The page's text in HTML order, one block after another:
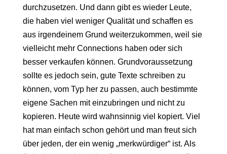
durchzusetzen. Und dann gibt es wieder Leute,
die haben viel weniger Qualität und schaffen es
aus irgendeinem Grund weiterzukommen, weil sie
vielleicht mehr Connections haben oder sich
besser verkaufen können. Grundvoraussetzung
sollte es jedoch sein, gute Texte schreiben zu
können, vom Typ her zu passen, auch bestimmte
eigene Sachen mit einzubringen und nicht zu
kopieren. Heute wird wahnsinnig viel kopiert. Viel
hat man einfach schon gehört und man freut sich
über jeden, der ein wenig „merkwürdiger“ ist. Als